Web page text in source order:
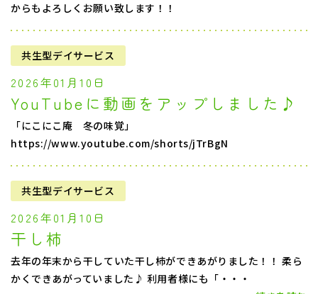
からもよろしくお願い致します！！
共生型デイサービス
2026年01月10日
YouTubeに動画をアップしました♪
「にこにこ庵 冬の味覚」
https://www.youtube.com/shorts/jTrBgN
共生型デイサービス
2026年01月10日
干し柿
去年の年末から干していた干し柿ができあがりました！！ 柔ら
かくできあがっていました♪ 利用者様にも「・・・